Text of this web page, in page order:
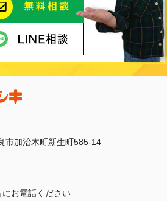
加治木町新生町585-14
お電話ください